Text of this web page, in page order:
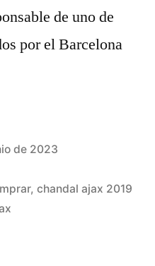
de uno de
por el Barcelona
de 2023
, chandal ajax 2019